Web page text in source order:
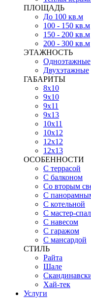
ПЛОЩАДЬ
До 100 кв.м
100 - 150 кв.м
150 - 200 кв.м
200 - 300 кв.м
ЭТАЖНОСТЬ
Одноэтажные
Двухэтажные
ГАБАРИТЫ
8х10
9х10
9х11
9х13
10х11
10х12
12х12
12х13
ОСОБЕННОСТИ
С террасой
С балконом
Со вторым
С
С котельной
С мастер-
С навесом
С гаражом
С мансардой
СТИЛЬ
Райта
Шале
Хай-тек
Услуги